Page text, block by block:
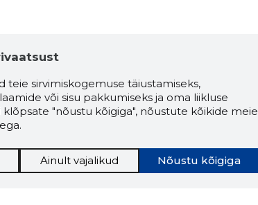
teie sirvimiskogemuse täiustamiseks,
või sisu pakkumiseks ja oma liikluse
klõpsate "nõustu kõigiga", nõustute kõikide meie
Nõustu kõigiga
Ainult vajalikud